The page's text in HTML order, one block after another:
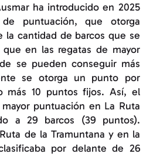
ha introducido en 2025
puntuación, que otorga
la cantidad de barcos que se
en las regatas de mayor
se pueden conseguir más
se otorga un punto por
más 10 puntos fijos. Así, el
puntuación en La Ruta
a 29 barcos (39 puntos).
de la Tramuntana y en la
por delante de 26